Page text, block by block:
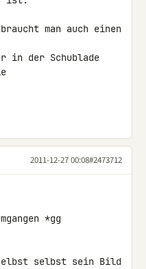
man auch einen
in der Schublade
2011-12-27 00:08#2473712
*gg
selbst sein Bild